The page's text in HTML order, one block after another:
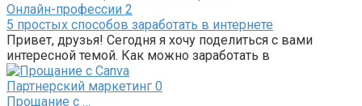
Онлайн-профессии 2
5 простых способов заработать в интернете
Привет, друзья! Сегодня я хочу поделиться с вами
интересной темой. Как можно заработать в
Партнерский маркетинг 0
Прощание с …